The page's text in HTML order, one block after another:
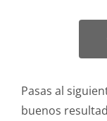
Pasas al
buenos